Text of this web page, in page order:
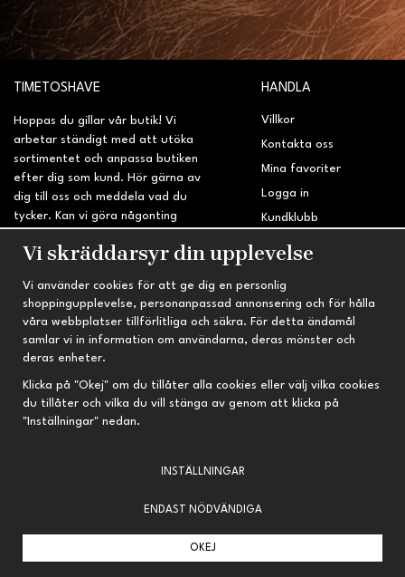
TIMETOSHAVE
Hoppas du gillar vår butik! Vi
arbetar ständigt med att utöka
sortimentet och anpassa butiken
efter dig som kund. Hör gärna av
dig till oss och meddela vad du
tycker. Kan vi göra någonting
sidan?
HANDLA
Villkor
Kontakta oss
Mina favoriter
Logga in
Kundklubb
Retur & Reklamation
INFORMATION
Om oss
Nyheter
Nyhetsbrev
Om cookies
Prenumeration
TRYGG HANDEL
Fri frakt vid köp över 695 kr
Kvalitetsprodukter till kanonpris
Vi skräddarsyr din upplevelse
Vi använder cookies för att ge dig en personlig
shoppingupplevelse, personanpassad annonsering och för hålla
våra webbplatser tillförlitliga och säkra. För detta ändamål
samlar vi in information om användarna, deras mönster och
deras enheter.
Klicka på "Okej" om du tillåter alla cookies eller välj vilka cookies
du tillåter och vilka du vill stänga av genom att klicka på
"Inställningar" nedan.
INSTÄLLNINGAR
ENDAST NÖDVÄNDIGA
OKEJ